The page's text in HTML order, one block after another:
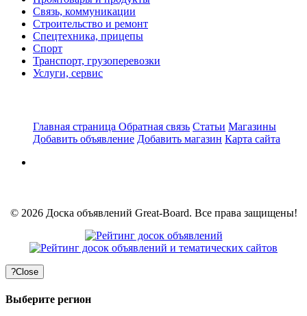
Связь, коммуникации
Строительство и ремонт
Спецтехника, прицепы
Спорт
Транспорт, грузоперевозки
Услуги, сервис
Главная страница Обратная связь Статьи Магазины
Добавить объявление Добавить магазин Карта сайта
© 2026 Доска объявлений Great-Board. Все права защищены!
?Close
Выберите регион